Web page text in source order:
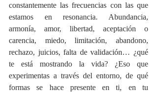
constantemente las frecuencias con las que
estamos en resonancia. Abundancia,
armonía, amor, libertad, aceptación o
carencia, miedo, limitación, abandono,
rechazo, juicios, falta de validación… ¿qué
te está mostrando la vida? ¿Eso que
experimentas a través del entorno, de qué
formas se hace presente en ti, en tu